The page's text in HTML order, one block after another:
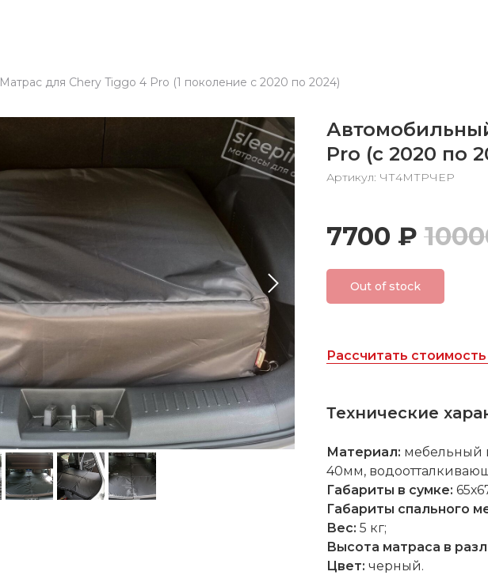
Матрас для Chery Tiggo 4 Pro (1 поколение с 2020 по 2024)
Pro (с 2020 по
Артикул: ЧТ4МТРЧЕР
7700 ₽
Out of stock
Рассчитать
Технические
Материал: мебельный
40мм,
Габариты в сумке:
Габариты спального
Вес: 5 кг;
Высота матраса в
Цвет: черный.